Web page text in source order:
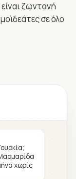
ζωντανή
σε όλο
χωρίς